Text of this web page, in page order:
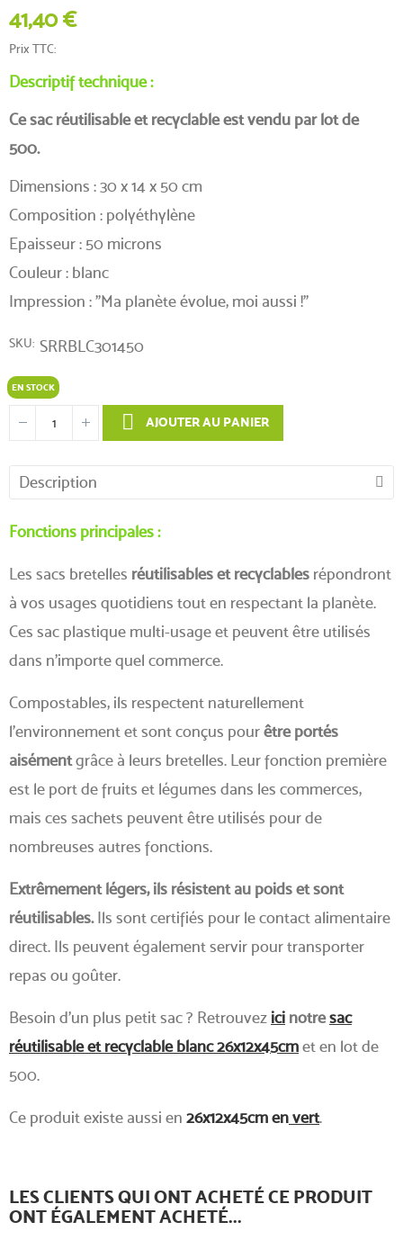
41,40 €
Prix TTC
Descriptif technique :
Ce sac réutilisable et recyclable est vendu par lot de
500.
Dimensions : 30 x 14 x 50 cm
Composition : polyéthylène
Epaisseur : 50 microns
Couleur : blanc
Impression : "Ma planète évolue, moi aussi !"
SKU SRRBLC301450
EN STOCK
AJOUTER AU PANIER
Description
Fonctions principales :
Les sacs bretelles réutilisables et recyclables répondront
à vos usages quotidiens tout en respectant la planète.
Ces sac plastique multi-usage et peuvent être utilisés
dans n'importe quel commerce.
Compostables, ils respectent naturellement
l'environnement et sont conçus pourêtre portés
aisémentgrâce à leurs bretelles. Leur fonction première
est le port de fruits et légumes dans les commerces,
mais ces sachets peuvent être utilisés pour de
nombreuses autres fonctions.
Extrêmement légers, ils résistent au poids et sont
réutilisables.Ils sont certifiés pour le contact alimentaire
direct. Ils peuvent également servir pour transporter
repas ou goûter.
Besoin d'un plus petit sac ? Retrouvez ici notresac
réutilisable et recyclable blanc 26x12x45cmet en lot de
500.
Ce produit existe aussi en 26x12x45cm envert.
LES CLIENTS QUI ONT ACHETÉ CE PRODUIT
ONT ÉGALEMENT ACHETÉ...